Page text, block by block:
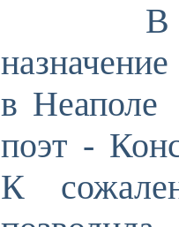
В 1818
в Неаполе
поэт -
К